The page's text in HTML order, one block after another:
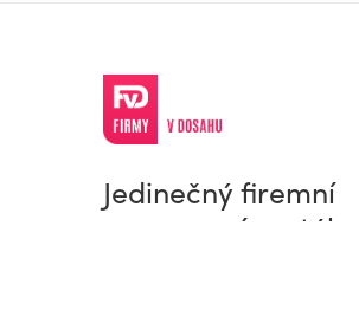
Jedinečný firemní
a pracovní portál